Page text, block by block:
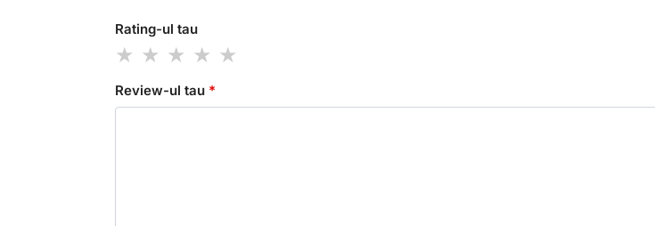
Rating-ul tau
Review-ul tau *